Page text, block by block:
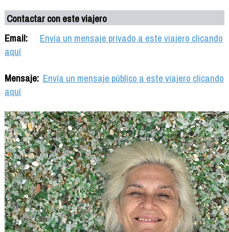
Contactar con este viajero
Email:
Envía un mensaje privado a este viajero clicando
aquí
Mensaje: Envía un mensaje público a este viajero clicando
aquí